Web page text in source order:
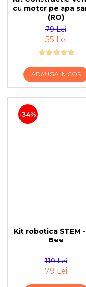
cu motor pe apa
(RO)
79 Lei
55 Lei
ADAUGA IN COS
-34%
Kit robotica STEM
Bee
119 Lei
79 Lei